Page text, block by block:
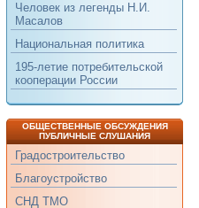
Человек из легенды Н.И.
Масалов
Национальная политика
195-летие потребительской
кооперации России
ОБЩЕСТВЕННЫЕ ОБСУЖДЕНИЯ
ПУБЛИЧНЫЕ СЛУШАНИЯ
Градостроительство
Благоустройство
СНД ТМО